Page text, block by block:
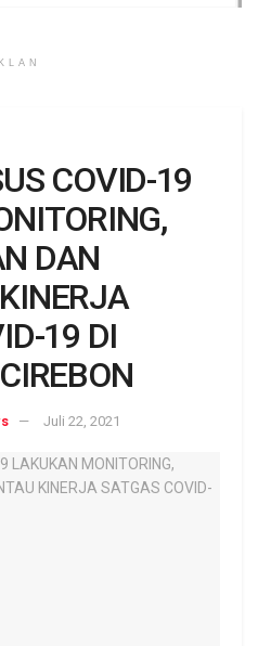
COVID-19
DAN
19 DI
Juli 22, 2021